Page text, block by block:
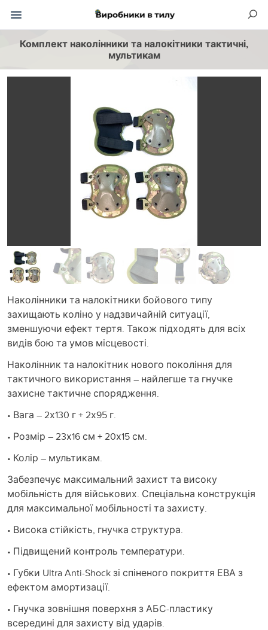
Комплект наколінники та налокітники тактичні,
мультикам
Наколінники та налокітники бойового типу
захищають коліно у надзвичайній ситуації,
зменшуючи ефект тертя. Також підходять для всіх
видів бою та умов місцевості.
Наколінник та налокітник нового покоління для
тактичного використання – найлегше та гнучке
захисне тактичне спорядження.
• Вага – 2х130 г + 2х95 г.
• Розмір – 23х16 см + 20х15 см.
• Колір – мультикам.
Забезпечує максимальний захист та високу
мобільність для військових. Спеціальна конструкція
для максимальної мобільності та захисту.
• Висока стійкість, гнучка структура.
• Підвищений контроль температури.
• Губки Ultra Anti-Shock зі спіненого покриття ЕВА з
ефектом амортизації.
• Гнучка зовнішня поверхня з АБС-пластику
всередині для захисту від ударів.